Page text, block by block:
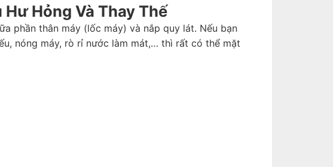
Hư Hỏng Và Thay Thế
phần thân máy (lốc máy) và nắp quy lát. Nếu bạn
nóng máy, rò rỉ nước làm mát,… thì rất có thể mặt